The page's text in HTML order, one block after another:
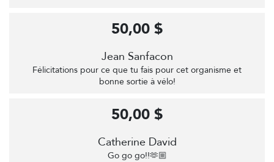
Jean Sanfacon
Félicitations pour ce que tu fais pour cet organisme et
bonne sortie à vélo!
50,00 $
Catherine David
Go go go!!🫶🏼
50,00 $